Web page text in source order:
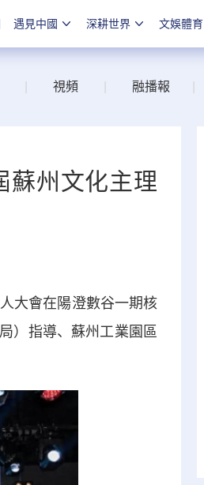
遇見中國 深耕世界 文娛體育
視頻 融播報
蘇州文化主理
大會在陽澄數谷一期核
）指導、蘇州工業園區